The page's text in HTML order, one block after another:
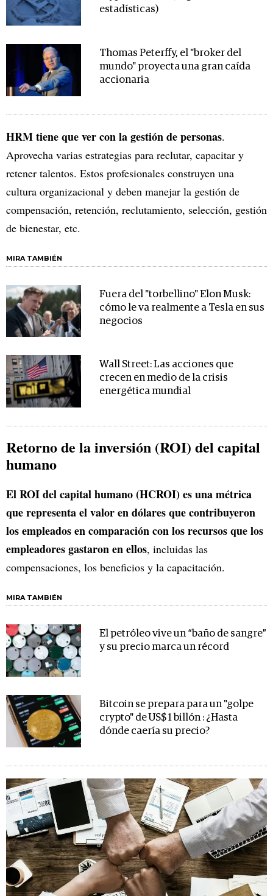
estadísticas)
Thomas Peterffy, el "broker del
mundo" proyecta una gran caída
accionaria
HRM tiene que ver con la gestión de personas.
Aprovecha varias estrategias para reclutar, capacitar y
retener talentos. Estos profesionales construyen una
cultura organizacional y deben manejar la gestión de
compensación, retención, reclutamiento, selección, gestión
de bienestar, etc.
MIRA TAMBIÉN
Fuera del "torbellino" Elon Musk:
cómo le va realmente a Tesla en sus
negocios
Wall Street: Las acciones que
crecen en medio de la crisis
energética mundial
Retorno de la inversión (ROI) del capital
humano
El ROI del capital humano (HCROI) es una métrica
que representa el valor en dólares que contribuyeron
los empleados en comparación con los recursos que los
empleadores gastaron en ellos, incluidas las
compensaciones, los beneficios y la capacitación.
MIRA TAMBIÉN
El petróleo vive un “baño de sangre”
y su precio marca un récord
Bitcoin se prepara para un "golpe
crypto" de US$ 1 billón : ¿Hasta
dónde caería su precio?